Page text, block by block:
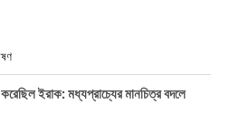
ইরাক: মধ্যপ্রাচ্যের মানচিত্র বদলে